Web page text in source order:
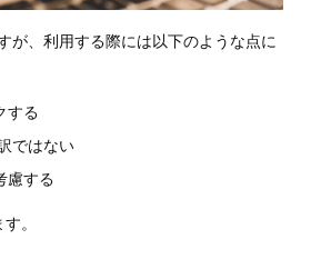
が、利用する際には以下のような点に
する
ではない
慮する
。